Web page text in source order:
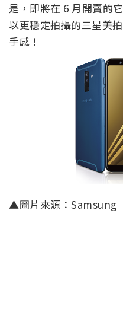
是，即將在 6 月開賣的
以更穩定拍攝的三星美
手感！
▲圖片來源：Samsung